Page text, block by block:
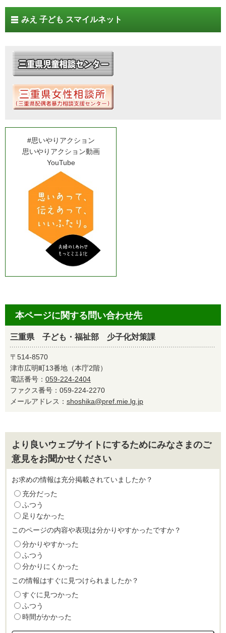
みえ 子ども スマイルネット
#思いやりアクション
思いやりアクション動画
YouTube
本ページに関する問い合わせ先
三重県 子ども・福祉部 少子化対策課
〒514-8570
津市広明町13番地（本庁2階）
電話番号： 059-224-2404
ファクス番号：059-224-2270
メールアドレス： shoshika@pref.mie.lg.jp
より良いウェブサイトにするためにみなさまのご
意見をお聞かせください
お求めの情報は充分掲載されていましたか？
充分だった
ふつう
足りなかった
このページの内容や表現は分かりやすかったですか？
分かりやすかった
ふつう
分かりにくかった
この情報はすぐに見つけられましたか？
すぐに見つかった
ふつう
時間がかかった